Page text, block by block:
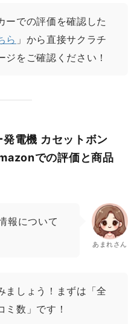
ーでの評価を確認した
ら 」から直接サクラチ
ジをご確認ください！
電機 カセットボン
での評価と商品
報について
あまれさん
ましょう！まずは「全
ミ数」です！